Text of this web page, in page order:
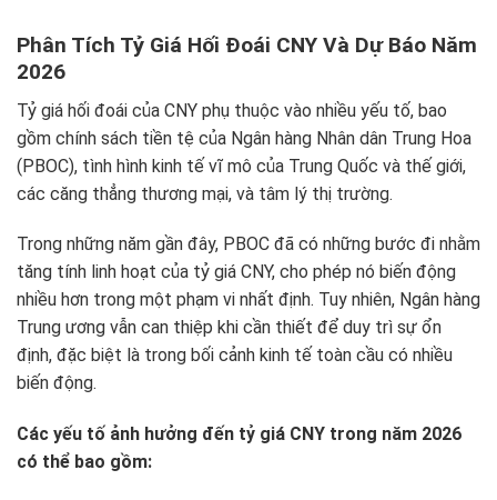
Phân Tích Tỷ Giá Hối Đoái CNY Và Dự Báo Năm
2026
Tỷ giá hối đoái của CNY phụ thuộc vào nhiều yếu tố, bao
gồm chính sách tiền tệ của Ngân hàng Nhân dân Trung Hoa
(PBOC), tình hình kinh tế vĩ mô của Trung Quốc và thế giới,
các căng thẳng thương mại, và tâm lý thị trường.
Trong những năm gần đây, PBOC đã có những bước đi nhằm
tăng tính linh hoạt của tỷ giá CNY, cho phép nó biến động
nhiều hơn trong một phạm vi nhất định. Tuy nhiên, Ngân hàng
Trung ương vẫn can thiệp khi cần thiết để duy trì sự ổn
định, đặc biệt là trong bối cảnh kinh tế toàn cầu có nhiều
biến động.
Các yếu tố ảnh hưởng đến tỷ giá CNY trong năm 2026
có thể bao gồm: